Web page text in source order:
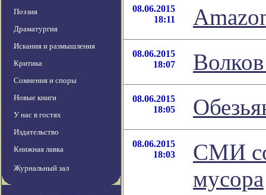
Поэзия
Драматургия
Искания и размышления
Критика
Сомнения и споры
Новые книги
У нас в гостях
Издательство
Книжная лавка
Журнальный зал
08.06.2015
18:11
08.06.2015
18:07
08.06.2015
18:05
08.06.2015
18:03
СМИ
мусора